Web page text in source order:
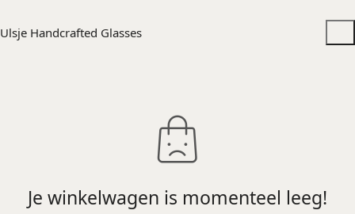
Ulsje Handcrafted Glasses
Je winkelwagen is momenteel leeg!